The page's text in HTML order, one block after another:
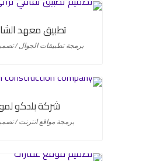
تطبيق معهد
برمجة تطبيقات الجوال /
شركة بلدكو
برمجة مواقع انترنت /